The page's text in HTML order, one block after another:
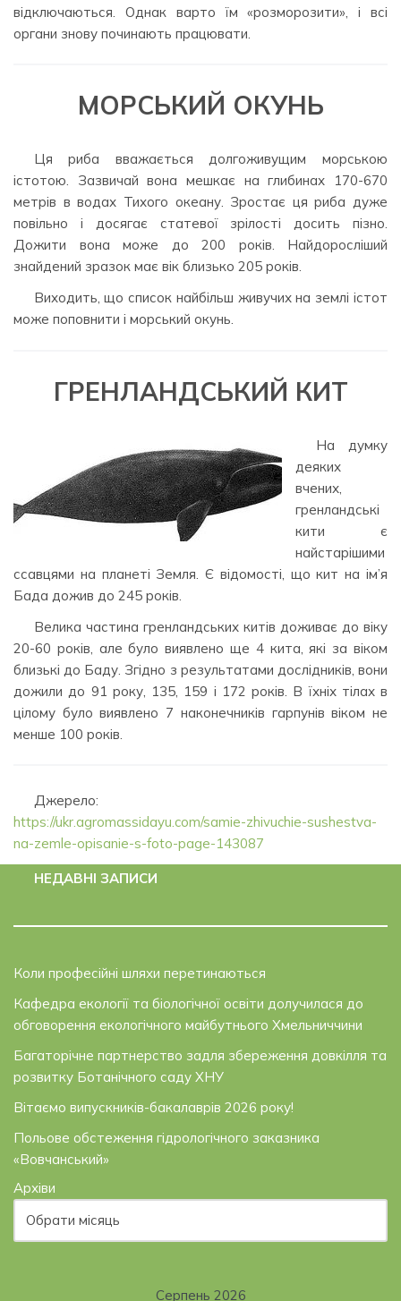
відключаються. Однак варто їм «розморозити», і всі
органи знову починають працювати.
МОРСЬКИЙ ОКУНЬ
Ця риба вважається долгоживущим морською
істотою. Зазвичай вона мешкає на глибинах 170-670
метрів в водах Тихого океану. Зростає ця риба дуже
повільно і досягає статевої зрілості досить пізно.
Дожити вона може до 200 років. Найдоросліший
знайдений зразок має вік близько 205 років.
Виходить, що список найбільш живучих на землі істот
може поповнити і морський окунь.
ГРЕНЛАНДСЬКИЙ КИТ
На думку
деяких
вчених,
гренландські
кити є
найстарішими
ссавцями на планеті Земля. Є відомості, що кит на ім’я
Бада дожив до 245 років.
Велика частина гренландських китів доживає до віку
20-60 років, але було виявлено ще 4 кита, які за віком
близькі до Баду. Згідно з результатами дослідників, вони
дожили до 91 року, 135, 159 і 172 років. В їхніх тілах в
цілому було виявлено 7 наконечників гарпунів віком не
менше 100 років.
Джерело:
https://ukr.agromassidayu.com/samie-zhivuchie-sushestva-
na-zemle-opisanie-s-foto-page-143087
НЕДАВНІ ЗАПИСИ
Коли професійні шляхи перетинаються
Кафедра екології та біологічної освіти долучилася до
обговорення екологічного майбутнього Хмельниччини
Багаторічне партнерство задля збереження довкілля та
розвитку Ботанічного саду ХНУ
Вітаємо випускників-бакалаврів 2026 року!
Польове обстеження гідрологічного заказника
«Вовчанський»
Архіви
Серпень 2026